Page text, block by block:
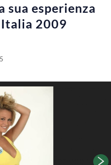
sua esperienza
Italia 2009